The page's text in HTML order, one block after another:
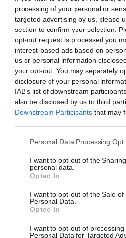
processing of your personal or
targeted advertising by us, please
section to confirm your selection.
opt-out request is processed you
interest-based ads based on
us or personal information
your opt-out. You may separately
disclosure of your personal
IAB’s list of downstream
also be disclosed by us to third
Downstream Participants that may
Please note that this website/app
not limited to your visit or usage
grant or deny consent to Google
use your data for below specified
consent section.
Personal Data Processing Opt
I want to opt-out of the
personal data.
Opted In
I want to opt-out of the Sale of
Personal Data.
Opted In
I want to opt-out of processing
Personal Data for Targeted
A Frankfurt címere